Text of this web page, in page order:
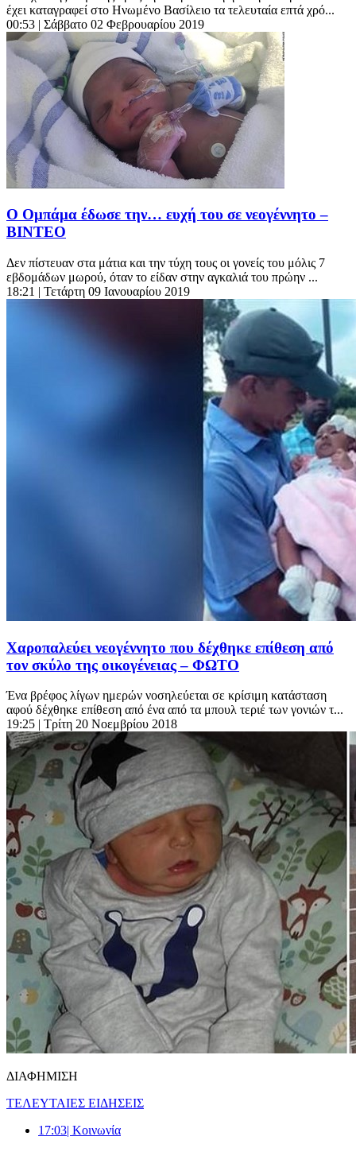
έχει καταγραφεί στο Ηνωμένο Βασίλειο τα τελευταία επτά χρό...
00:53 | Σάββατο 02 Φεβρουαρίου 2019
Ο Ομπάμα έδωσε την… ευχή του σε νεογέννητο –
ΒΙΝΤΕΟ
Δεν πίστευαν στα μάτια και την τύχη τους οι γονείς του μόλις 7
εβδομάδων μωρού, όταν το είδαν στην αγκαλιά του πρώην ...
18:21 | Τετάρτη 09 Ιανουαρίου 2019
Χαροπαλεύει νεογέννητο που δέχθηκε επίθεση από
τον σκύλο της οικογένειας – ΦΩΤΟ
Ένα βρέφος λίγων ημερών νοσηλεύεται σε κρίσιμη κατάσταση
αφού δέχθηκε επίθεση από ένα από τα μπουλ τεριέ των γονιών τ...
19:25 | Τρίτη 20 Νοεμβρίου 2018
ΔΙΑΦΗΜΙΣΗ
ΤΕΛΕΥΤΑΙΕΣ ΕΙΔΗΣΕΙΣ
17:03| Κοινωνία